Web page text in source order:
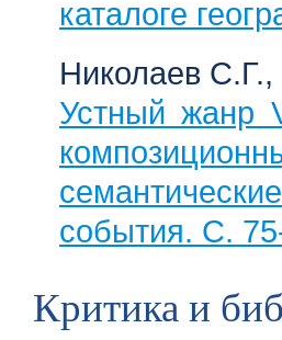
каталоге
Николаев
Устный жанр
события. С.
Критика и